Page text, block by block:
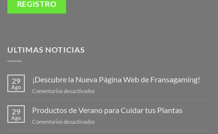
ULTIMAS NOTICIAS
29
Ago
¡Descubre la Nueva Página Web de Fransagaming!
Comentarios desactivados
Nueva
29
Ago
Productos de Verano para Cuidar tus Plantas
Comentarios desactivados